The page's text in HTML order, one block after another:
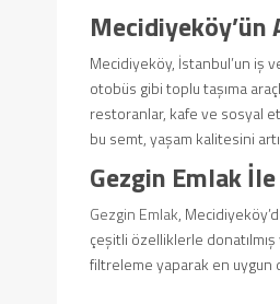
Mecidiyeköy’ün
Mecidiyeköy, İstanbul’un iş
otobüs gibi toplu taşıma
restoranlar, kafe ve sosyal
bu semt, yaşam kalitesini
Gezgin Emlak
Gezgin Emlak,
çeşitli özelliklerle
filtreleme yaparak en uygun